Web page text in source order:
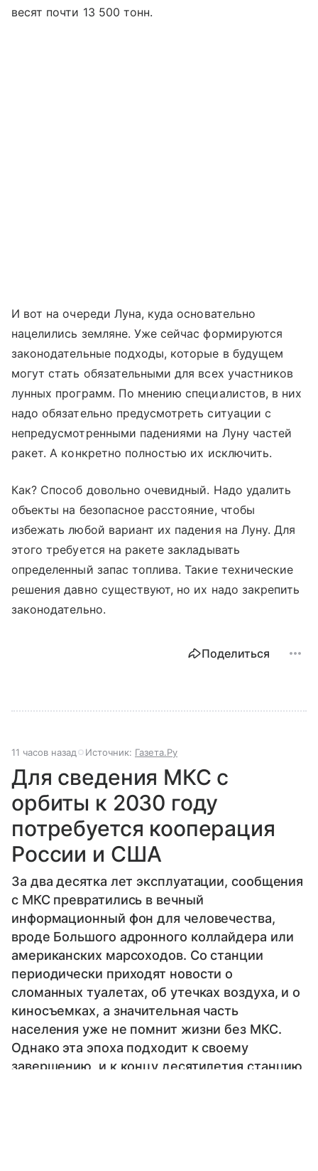
весят почти 13 500 тонн.
И вот на очереди Луна, куда основательно
нацелились земляне. Уже сейчас формируются
законодательные подходы, которые в будущем
могут стать обязательными для всех участников
лунных программ. По мнению специалистов, в них
надо обязательно предусмотреть ситуации с
непредусмотренными падениями на Луну частей
ракет. А конкретно полностью их исключить.
Как? Способ довольно очевидный. Надо удалить
объекты на безопасное расстояние, чтобы
избежать любой вариант их падения на Луну. Для
этого требуется на ракете закладывать
определенный запас топлива. Такие технические
решения давно существуют, но их надо закрепить
законодательно.
Поделиться
11 часов назад Источник: Газета.Ру
Для сведения МКС с
орбиты к 2030 году
потребуется кооперация
России и США
За два десятка лет эксплуатации, сообщения
с МКС превратились в вечный
информационный фон для человечества,
вроде Большого адронного коллайдера или
американских марсоходов. Со станции
периодически приходят новости о
сломанных туалетах, об утечках воздуха, и о
киносъемках, а значительная часть
населения уже не помнит жизни без МКС.
Однако эта эпоха подходит к своему
завершению, и к концу десятилетия станцию